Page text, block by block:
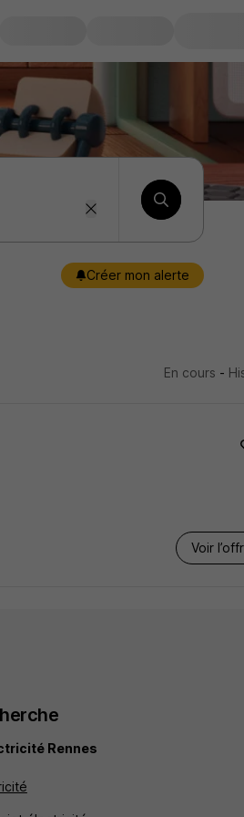
Créer mon alerte
En cours -
Voir
Rennes